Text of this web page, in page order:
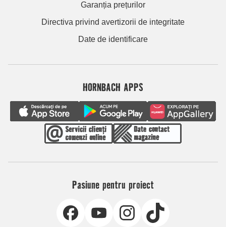
Garanția prețurilor
Directiva privind avertizorii de integritate
Date de identificare
HORNBACH APPS
Pasiune pentru proiect